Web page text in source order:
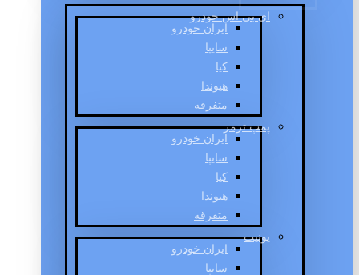
ای بی اس خودرو
ایران خودرو
سایپا
کیا
هیوندا
متفرقه
پمپ ترمز
ایران خودرو
سایپا
کیا
هیوندا
متفرقه
یونیت
ایران خودرو
سایپا